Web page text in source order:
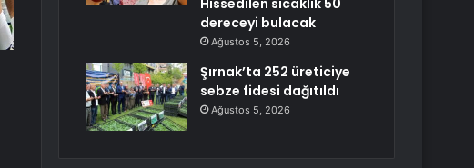
Hissedilen sıcaklık 50
dereceyi bulacak
Ağustos 5, 2026
Şırnak’ta 252 üreticiye
sebze fidesi dağıtıldı
Ağustos 5, 2026